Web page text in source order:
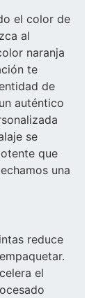
el color de
al
naranja
te
de
auténtico
se
que
una
reduce
el